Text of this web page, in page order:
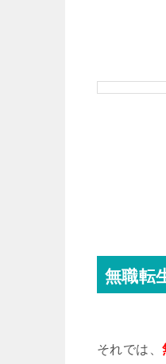
無職転
それでは、